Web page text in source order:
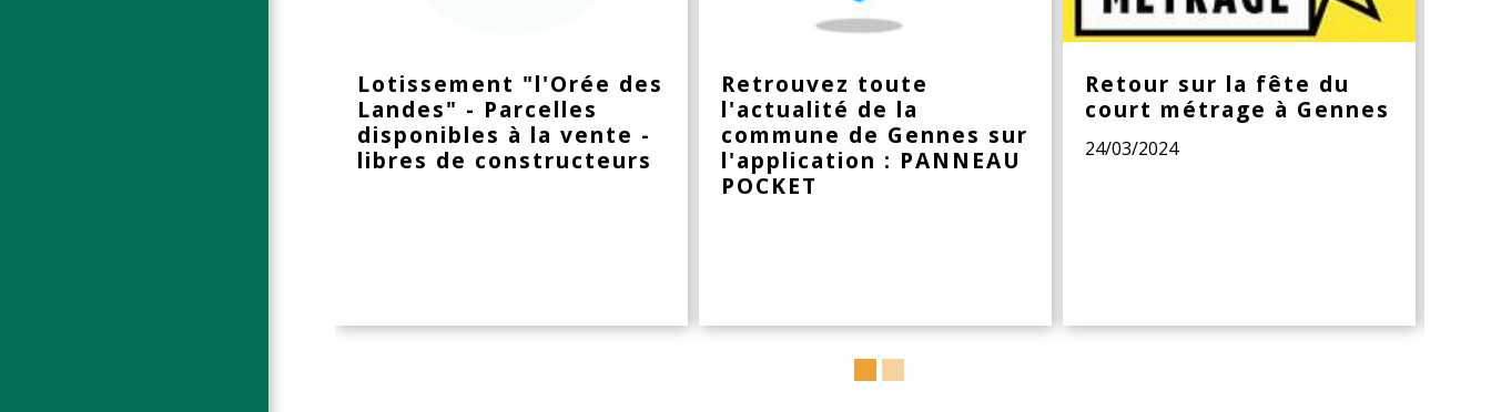
Lotissement "l'Orée des
Landes" - Parcelles
disponibles à la vente -
libres de constructeurs
Retrouvez toute
l'actualité de la
commune de Gennes sur
l'application : PANNEAU
POCKET
Retour sur la fête du
court métrage à Gennes
24/03/2024